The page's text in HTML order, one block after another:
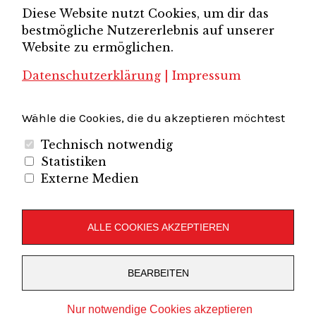
Brandenburg-Berlin e.V.
Unternehmerverband Sachsen e.V. Unternehmervereinigung Uckermark
Unternehmervereinigung Uckermark e.V.
Wirtschaftshof Spandau e.V. Volkswirtschaftlicher Dialog
Unternehmerverband Brandenburg-Berlin e.V.
Folgen Sie uns auf
LinkedInInstagram
Slideshare
Youtube
Stolz präsentiert vonWordPress
Diese Website nutzt Cookies, um dir das
bestmögliche Nutzererlebnis auf unserer
Website zu ermöglichen.
Datenschutzerklärung
Impressum
Wähle die Cookies, die du akzeptieren möchtest
Technisch notwendig
Statistiken
Externe Medien
ALLE COOKIES AKZEPTIEREN
BEARBEITEN
Nur notwendige Cookies akzeptieren